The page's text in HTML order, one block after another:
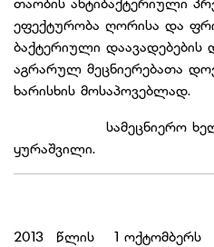
ეფექტურობა ღორისა და
ბაქტერიული დაავადებების
აგრარულ მეცნიერებათა
ხარისხის მოსაპოვებლად.
სამეცნიერო
ყურაშვილი.
2013 წლის 1 ოქტომბერს